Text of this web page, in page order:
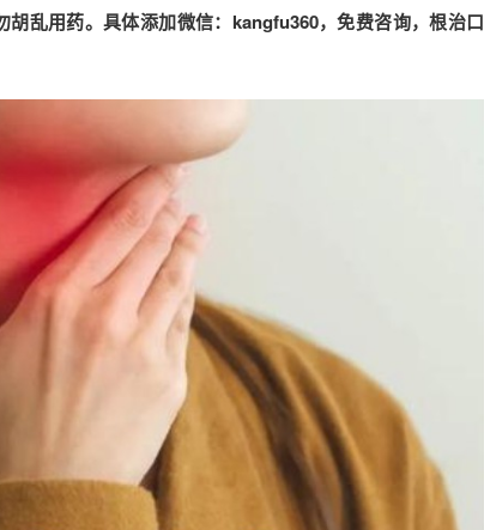
乱用药。具体添加微信：kangfu360，免费咨询，根治口